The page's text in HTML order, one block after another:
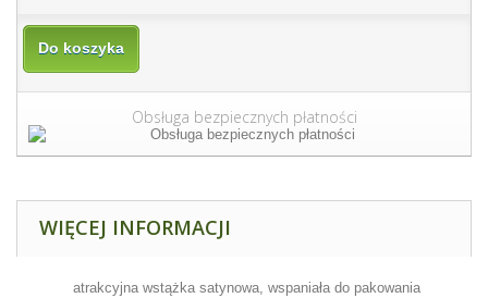
Do koszyka
Obsługa bezpiecznych płatności
WIĘCEJ INFORMACJI
atrakcyjna wstążka satynowa, wspaniała do pakowania